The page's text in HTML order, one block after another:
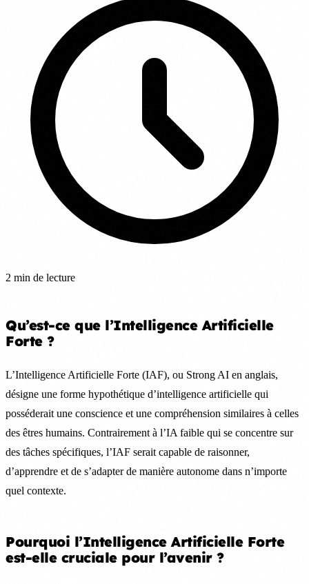
2 min de lecture
Qu’est-ce que l’Intelligence Artificielle
Forte ?
L’Intelligence Artificielle Forte (IAF), ou Strong AI en anglais,
désigne une forme hypothétique d’intelligence artificielle qui
posséderait une conscience et une compréhension similaires à celles
des êtres humains. Contrairement à l’IA faible qui se concentre sur
des tâches spécifiques, l’IAF serait capable de raisonner,
d’apprendre et de s’adapter de manière autonome dans n’importe
quel contexte.
Pourquoi l’Intelligence Artificielle Forte
est-elle cruciale pour l’avenir ?